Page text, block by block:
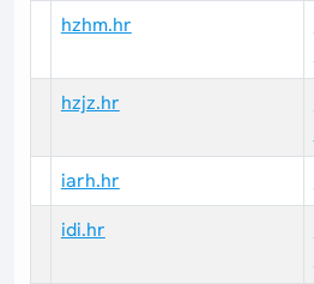
hzhm.hr
hzjz.hr
iarh.hr
idi.hr